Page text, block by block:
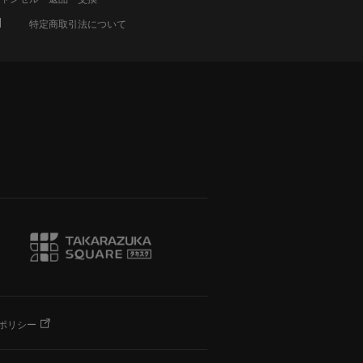
特定商取引法について
リシー